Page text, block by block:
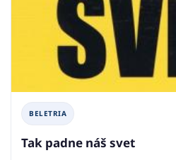
BELETRIA
Tak padne náš svet